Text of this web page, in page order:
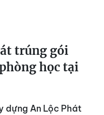
trúng gói
học tại
dựng An Lộc Phát